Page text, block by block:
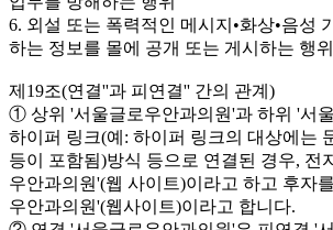
6. 외설 또는 폭력적인 메시지•화상•음성
하는 정보를 몰에 공개 또는 게시하는 행위
제19조(연결''과 피연결'' 간의 관계)
① 상위 '서울글로우안과의원'과 하위 '서
하이퍼 링크(예: 하이퍼 링크의 대상에는
등이 포함됨)방식 등으로 연결된 경우, 전
우안과의원'(웹 사이트)이라고 하고 후자
우안과의원'(웹사이트)이라고 합니다.